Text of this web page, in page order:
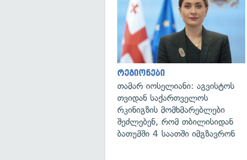
რეგიონები
თამარ იოსელიანი: აგვისტოს
თვიდან საქართველოს
რკინიგზის მომხმარებლები
შეძლებენ, რომ თბილისიდან
ბათუმში 4 საათში იმგზავრონ